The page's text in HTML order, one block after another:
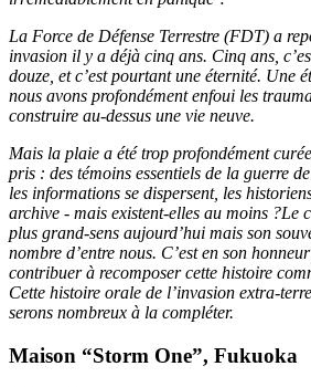
La Force de Défense Terrestre (FDT) a
invasion il y a déjà cinq ans. Cinq ans,
douze, et c’est pourtant une éternité. Une
nous avons profondément enfoui les
construire au-dessus une vie neuve.
Mais la plaie a été trop profondément
pris : des témoins essentiels de la guerre
les informations se dispersent, les
archive - mais existent-elles au moins ?Le
plus grand-sens aujourd’hui mais son
nombre d’entre nous. C’est en son
contribuer à recomposer cette histoire
Cette histoire orale de l’invasion extra-
serons nombreux à la compléter.
Maison “Storm One”, Fukuoka